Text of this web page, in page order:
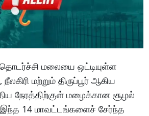
மலையை ஒட்டியுள்ள
மற்றும் திருப்பூர் ஆகிய
நேரத்திற்குள் மழைக்கான சூழல்
இந்த 14 மாவட்டங்களைச் சேர்ந்த